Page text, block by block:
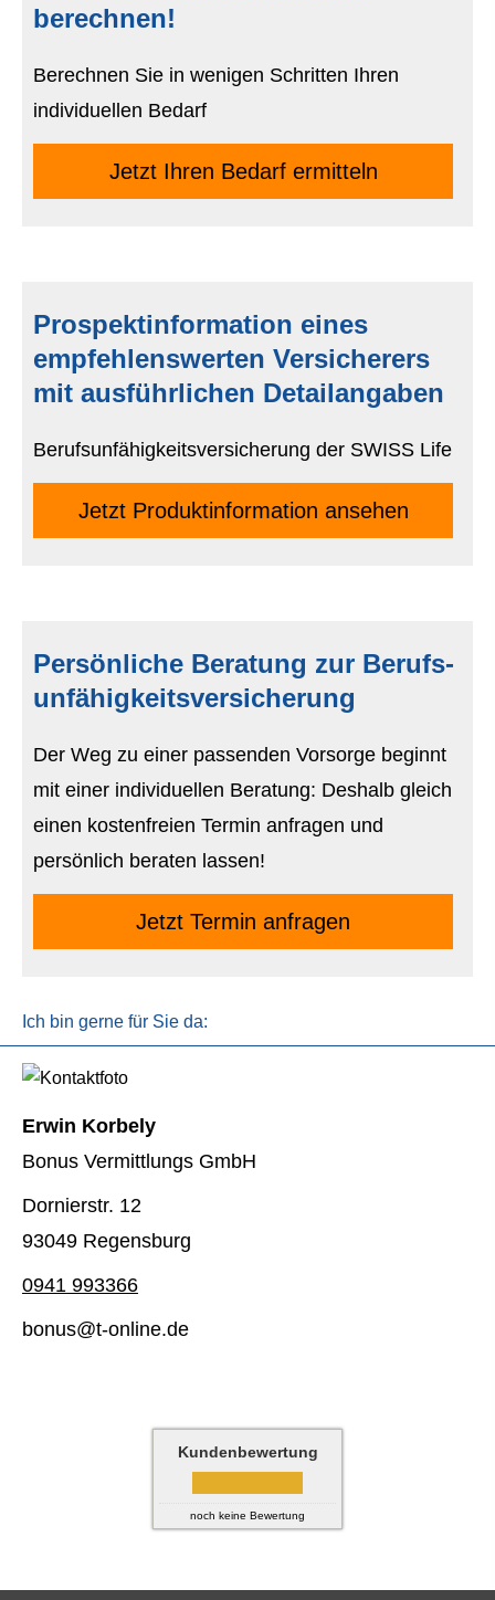
berechnen!
Berechnen Sie in wenigen Schritten Ihren
individuellen Bedarf
Jetzt Ihren Bedarf ermitteln
Prospektinformation eines
empfehlenswerten Versicherers
mit ausführlichen Detailangaben
Berufsunfähigkeitsversicherung der SWISS Life
Jetzt Produktinformation ansehen
Persönliche Beratung zur Berufs­
unfähig­keitsversicherung
Der Weg zu einer passenden Vorsorge beginnt
mit einer individuellen Beratung: Deshalb gleich
einen kostenfreien Termin anfragen und
persönlich beraten lassen!
Jetzt Termin anfragen
Ich bin gerne für Sie da:
Erwin Korbely
Bonus Vermittlungs GmbH
Dornierstr. 12
93049 Regensburg
0941 993366
bonus@t-online.de
Kundenbewertung
noch keine Bewertung